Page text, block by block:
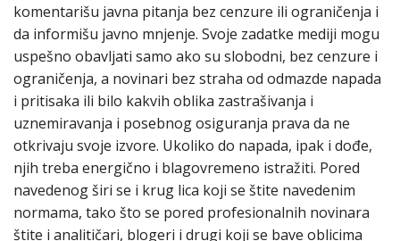
komentarišu javna pitanja bez cenzure ili ograničenja i
da informišu javno mnjenje. Svoje zadatke mediji mogu
uspešno obavljati samo ako su slobodni, bez cenzure i
ograničenja, a novinari bez straha od odmazde napada
i pritisaka ili bilo kakvih oblika zastrašivanja i
uznemiravanja i posebnog osiguranja prava da ne
otkrivaju svoje izvore. Ukoliko do napada, ipak i dođe,
njih treba energično i blagovremeno istražiti. Pored
navedenog širi se i krug lica koji se štite navedenim
normama, tako što se pored profesionalnih novinara
štite i analitičari, blogeri i drugi koji se bave oblicima